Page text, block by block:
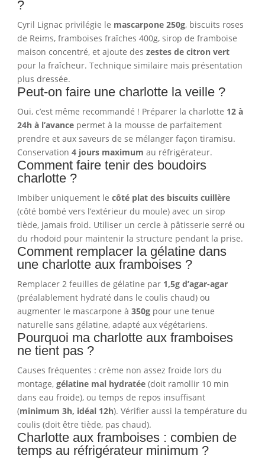
?
Cyril Lignac privilégie le mascarpone 250g, biscuits roses
de Reims, framboises fraîches 400g, sirop de framboise
maison concentré, et ajoute des zestes de citron vert
pour la fraîcheur. Technique similaire mais présentation
plus dressée.
Peut-on faire une charlotte la veille ?
Oui, c’est même recommandé ! Préparer la charlotte 12 à
24h à l’avancepermet à la mousse de parfaitement
prendre et aux saveurs de se mélanger façon tiramisu.
Conservation 4 jours maximum au réfrigérateur.
Comment faire tenir des boudoirs
charlotte ?
Imbiber uniquement le côté plat des biscuits cuillère
(côté bombé vers l’extérieur du moule) avec un sirop
tiède, jamais froid. Utiliser un cercle à pâtisserie serré ou
du rhodoïd pour maintenir la structure pendant la prise.
Comment remplacer la gélatine dans
une charlotte aux framboises ?
Remplacer 2 feuilles de gélatine par 1,5g d’agar-agar
(préalablement hydraté dans le coulis chaud) ou
augmenter le mascarpone à 350gpour une tenue
naturelle sans gélatine, adapté aux végétariens.
Pourquoi ma charlotte aux framboises
ne tient pas ?
Causes fréquentes : crème non assez froide lors du
montage, gélatine mal hydratée(doit ramollir 10 min
dans eau froide), ou temps de repos insuffisant
(minimum 3h, idéal 12h). Vérifier aussi la température du
coulis (doit être tiède, pas chaud).
Charlotte aux framboises : combien de
temps au réfrigérateur minimum ?